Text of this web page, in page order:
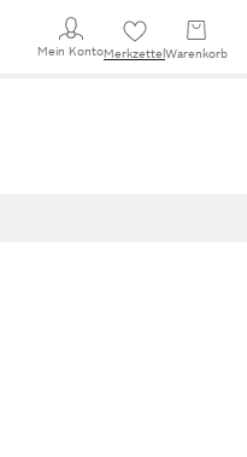
Mein KontoMerkzettel Warenkorb